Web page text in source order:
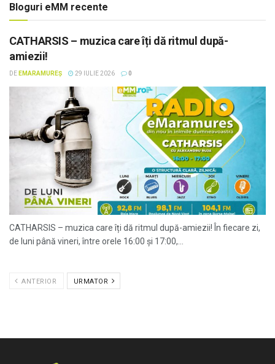
Bloguri eMM recente
CATHARSIS – muzica care îți dă ritmul după-
amiezii!
DE EMARAMUREȘ 29 IULIE 2026 0
CATHARSIS – muzica care îți dă ritmul după-amiezii! În fiecare zi,
de luni până vineri, între orele 16:00 și 17:00,...
ANTERIOR URMATOR